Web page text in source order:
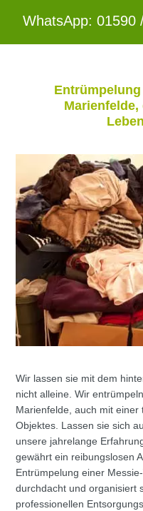
WhatsApp: 01590
Wir lassen sie mit dem
nicht alleine. Wir
Marienfelde, auch mit
Objektes. Lassen sie sich
unsere jahrelange
gewährt ein reibungslosen
Entrümpelung einer
durchdacht und organisiert
professionellen